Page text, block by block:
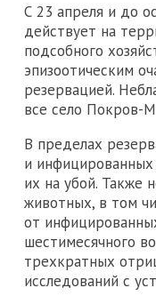
С 23 апреля и до
действует на
подсобного
эпизоотическим
резервацией.
все село Покров-
В пределах
и
их на убой. Также
животных, в том
от
шестимесячного
трехкратных
исследований с